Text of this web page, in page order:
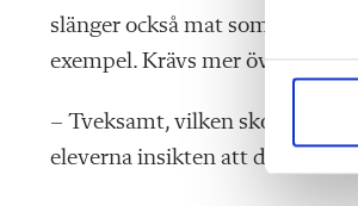
t
s
slänger också mat som de
exempel. Krävs mer
– Tveksamt, vilken skola har
eleverna insikten att de faktiskt